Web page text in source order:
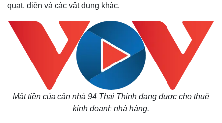
quạt, điện và các vật dụng khác.
Mặt tiền của căn nhà 94 Thái Thịnh đang được cho thuê
kinh doanh nhà hàng.